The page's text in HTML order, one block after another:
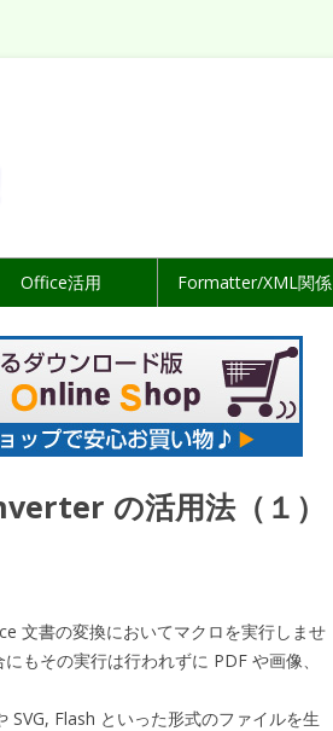
Office活用 Formatter/XML関係
の活用法（１）
文書の変換においてマクロを実行しませ
もその実行は行われずに PDF や画像、
Flash といった形式のファイルを生